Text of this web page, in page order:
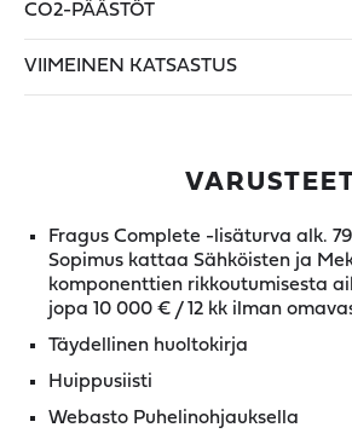
CO2-PÄÄSTÖT
VIIMEINEN KATSASTUS
Fragus Complete -lisäturva alk.
Sopimus kattaa Sähköisten ja
komponenttien rikkoutumisesta
jopa 10 000 € / 12 kk ilman
Täydellinen huoltokirja
Huippusiisti
Webasto Puhelinohjauksella